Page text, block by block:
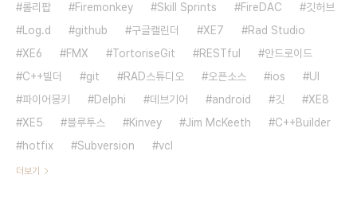
롤리팝
Firemonkey Skill Sprints FireDAC
깃허브
Log.d
github 구글캘린더 XE7
Rad Studio
XE6
FMX TortoriseGit RESTful
안드로이드
C++빌더
git RAD스튜디오 오픈소스 ios
UI
파이어몽키
Delphi 데브기어 android 깃
XE8
XE5
블루투스 Kinvey Jim McKeeth
C++Builder
hotfix
Subversion vcl
더보기